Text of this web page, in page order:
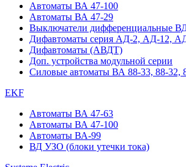
Автоматы ВА 47-100
Автоматы ВА 47-29
Выключатели дифференциальные
Дифавтоматы серия АД-2, АД-12,
Дифавтоматы (АВДТ)
Доп. устройства модульной серии
Силовые автоматы ВА 88-33, 88-32,
EKF
Автоматы ВА 47-63
Автоматы ВА 47-100
Автоматы ВА-99
ВД УЗО (блоки утечки тока)